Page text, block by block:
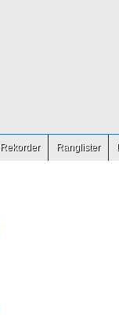
Rekorder Ranglister